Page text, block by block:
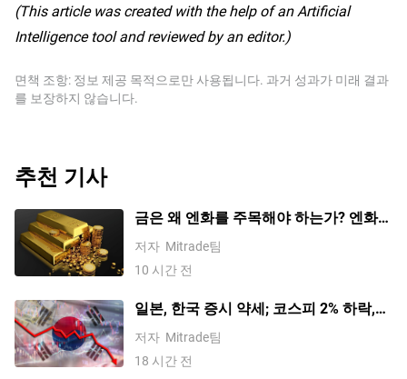
(This article was created with the help of an Artificial
Intelligence tool and reviewed by an editor.)
면책 조항: 정보 제공 목적으로만 사용됩니다. 과거 성과가 미래 결과
를 보장하지 않습니다.
추천 기사
금은 왜 엔화를 주목해야 하는가? 엔화가
금에 미치는 영향에 대한 상세 분석
저자 Mitrade팀
10 시간 전
일본, 한국 증시 약세; 코스피 2% 하락,
니케이 225 1% 이상 하락, SK하이닉스
5% 이상 하락 및 키옥시아 10% 급락
저자 Mitrade팀
18 시간 전